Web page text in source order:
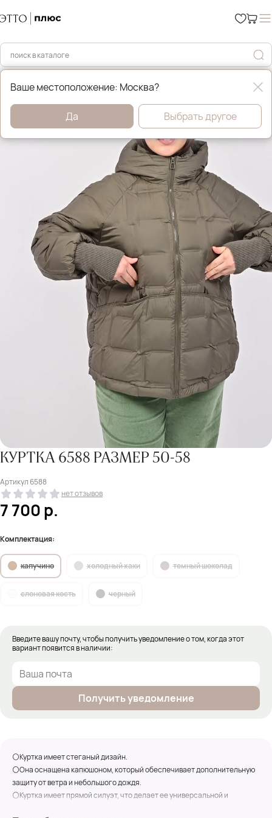
Главная Демисезонные куртки
КУРТКА 6588 РАЗМЕР 50-58
Артикул 6588
нет отзывов
7 700р.
Комплектация:
капучино холодный хаки темный шоколад
слоновая кость черный
Введите вашу почту, чтобы получить уведомление о том, когда этот
вариант появится в наличии:
Получить уведомление
⚪Куртка имеет стеганый дизайн.
⚪Она оснащена капюшоном, который обеспечивает дополнительную
защиту от ветра и небольшого дождя.
⚪Куртка имеет прямой силуэт, что делает ее универсальной и
Ваше местоположение: Москва?
Да Выбрать другое